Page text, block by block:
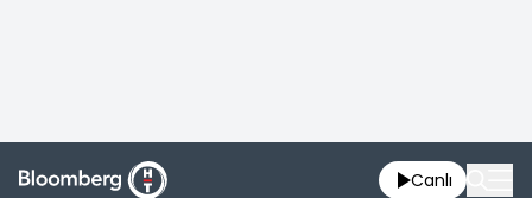
Canlı